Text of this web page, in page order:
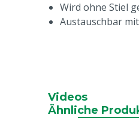
Wird ohne Stiel
Austauschbar
Videos
Ähnliche